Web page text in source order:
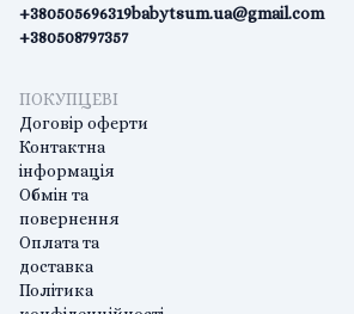
+380505696319
+380508797357
babytsum.ua@gmail.com
ПОКУПЦЕВІ
Договір оферти
Контактна
інформація
Обмін та
повернення
Оплата та
доставка
Політика